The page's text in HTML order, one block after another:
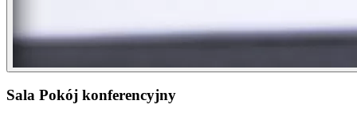
Sala Pokój konferencyjny